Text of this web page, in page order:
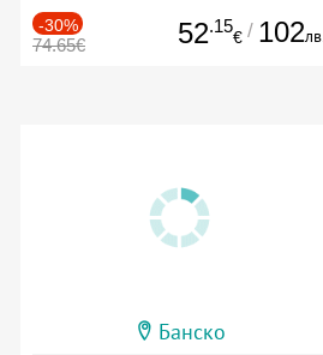
-30%
74.65€ 52.15
€ / 102лв.
Банско